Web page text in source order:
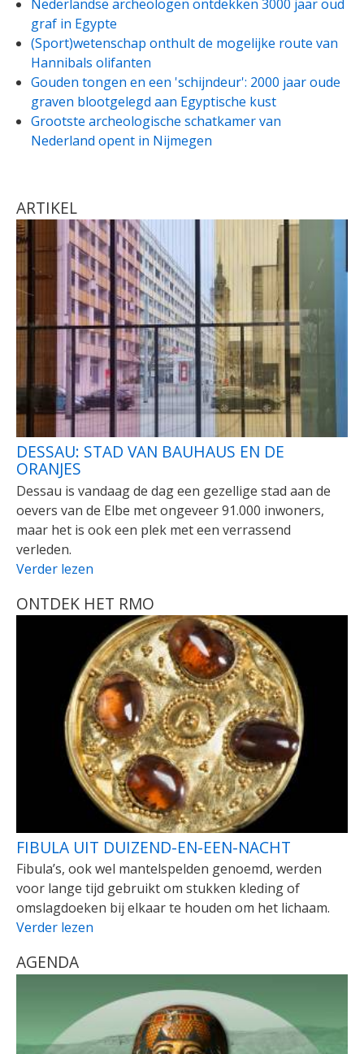
Nederlandse archeologen ontdekken 3000 jaar oud
graf in Egypte
(Sport)wetenschap onthult de mogelijke route van
Hannibals olifanten
Gouden tongen en een 'schijndeur': 2000 jaar oude
graven blootgelegd aan Egyptische kust
Grootste archeologische schatkamer van
Nederland opent in Nijmegen
ARTIKEL
DESSAU: STAD VAN BAUHAUS EN DE
ORANJES
Dessau is vandaag de dag een gezellige stad aan de
oevers van de Elbe met ongeveer 91.000 inwoners,
maar het is ook een plek met een verrassend
verleden.
Verder lezen
ONTDEK HET RMO
FIBULA UIT DUIZEND-EN-EEN-NACHT
Fibula’s, ook wel mantelspelden genoemd, werden
voor lange tijd gebruikt om stukken kleding of
omslagdoeken bij elkaar te houden om het lichaam.
Verder lezen
AGENDA